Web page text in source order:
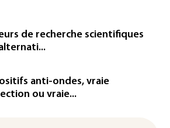
et panneaux solaires
le contrôle des
des étrangers
visas
français victime d'une
après la fuite des
de recherche scientifiques
anti-ondes, vraie
ou vraie...